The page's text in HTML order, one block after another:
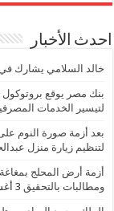
احدث الأخبار
خالد السلامي يشارك في
بنك مصر يوقع
لتيسير الخدمات
بعد أزمة صورة النوم
لتنظيم زيارة منزل
أزمة أرض المحلج
ومطالبات بالتحقيق 3 أغسطس، 2026